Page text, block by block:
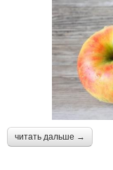
читать дальше →